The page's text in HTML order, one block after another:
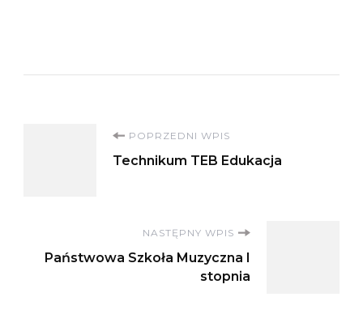
Nawigacja
POPRZEDNI WPIS
Technikum TEB Edukacja
NASTĘPNY WPIS
Państwowa Szkoła Muzyczna I
stopnia